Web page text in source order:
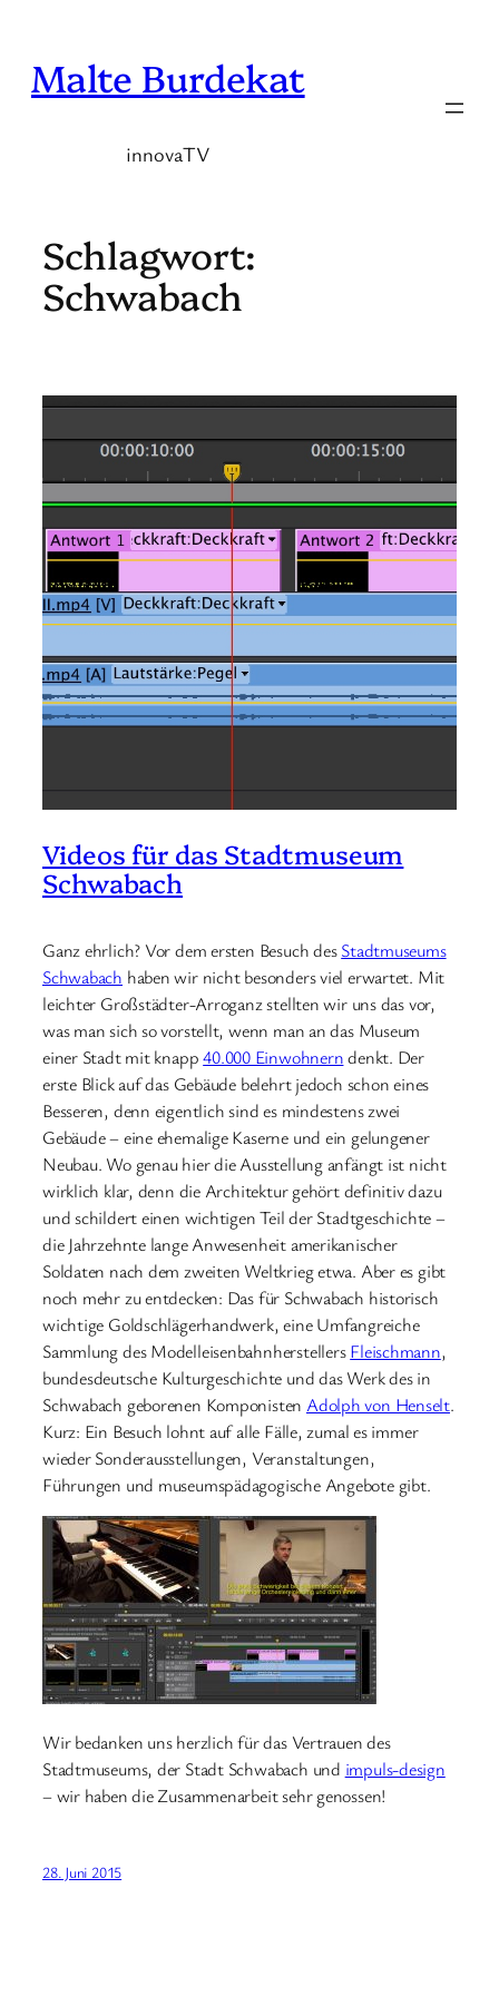
springen
Malte Burdekat
innovaTV
Schlagwort:
Schwabach
Videos für das Stadtmuseum
Schwabach
Ganz ehrlich? Vor dem ersten Besuch desStadtmuseums
Schwabach haben wir nicht besonders viel erwartet. Mit
leichter Großstädter-Arroganz stellten wir uns das vor,
was man sich so vorstellt, wenn man an das Museum
einer Stadt mit knapp40.000 Einwohnerndenkt. Der
erste Blick auf das Gebäude belehrt jedoch schon eines
Besseren, denn eigentlich sind es mindestens zwei
Gebäude – eine ehemalige Kaserne und ein gelungener
Neubau. Wo genau hier die Ausstellung anfängt ist nicht
wirklich klar, denn die Architektur gehört definitiv dazu
und schildert einen wichtigen Teil der Stadtgeschichte –
die Jahrzehnte lange Anwesenheit amerikanischer
Soldaten nach dem zweiten Weltkrieg etwa. Aber es gibt
noch mehr zu entdecken: Das für Schwabach historisch
wichtige Goldschlägerhandwerk, eine Umfangreiche
Sammlung des ModelleisenbahnherstellersFleischmann,
bundesdeutsche Kulturgeschichte und das Werk des in
Schwabach geborenen Komponisten Adolph von Henselt.
Kurz: Ein Besuch lohnt auf alle Fälle, zumal es immer
wieder Sonderausstellungen, Veranstaltungen,
Führungen und museumspädagogische Angebote gibt.
Wir bedanken uns herzlich für das Vertrauen des
Stadtmuseums, der Stadt Schwabach und impuls-design
– wir haben die Zusammenarbeit sehr genossen!
28. Juni 2015